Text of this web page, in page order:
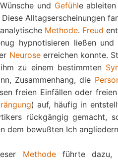
und Gefühle
Alltagserscheinungen
Methode. Freud
hypnotisieren ließen
Neuroseerreichen konnte.
zu einem bestimmten
Zusammenhang, die
freien Einfällen oder
) auf, häufig in
rückgängig gemacht,
dem bewußten Ich
Methodeführte dazu,